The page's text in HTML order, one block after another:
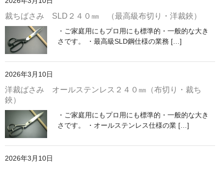
裁ちばさみ SLD２４０㎜ （最高級布切り・洋裁鋏）
・ご家庭用にもプロ用にも標準的・一般的な大き
さです。 ・最高級SLD鋼仕様の業務 […]
2026年3月10日
洋裁ばさみ オールステンレス２４０㎜（布切り・裁ち
鋏）
・ご家庭用にもプロ用にも標準的・一般的な大き
さです。 ・オールステンレス仕様の業 […]
2026年3月10日